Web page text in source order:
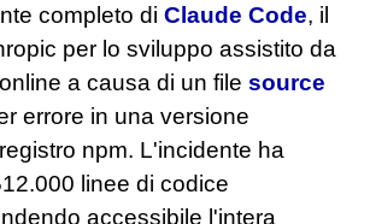
completo di Claude Code, il
per lo sviluppo assistito da
a causa di un file source
errore in una versione
npm. L'incidente ha
linee di codice
accessibile l'intera